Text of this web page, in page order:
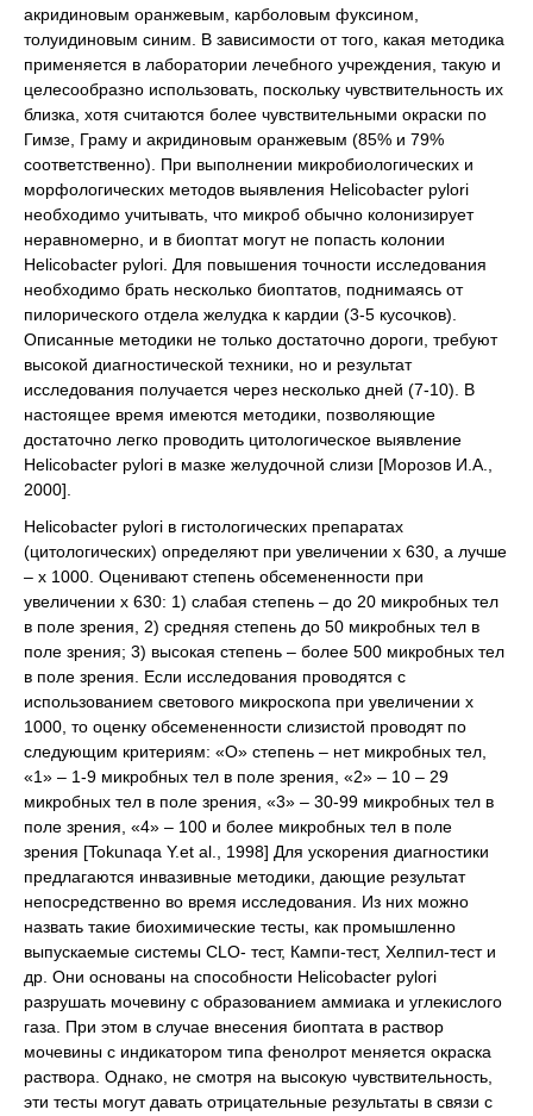
акридиновым оранжевым, карболовым фуксином,
толуидиновым синим. В зависимости от того, какая методика
применяется в лаборатории лечебного учреждения, такую и
целесообразно использовать, поскольку чувствительность их
близка, хотя считаются более чувствительными окраски по
Гимзе, Граму и акридиновым оранжевым (85% и 79%
соответственно). При выполнении микробиологических и
морфологических методов выявления Helicobacter pylori
необходимо учитывать, что микроб обычно колонизирует
неравномерно, и в биоптат могут не попасть колонии
Helicobacter pylori. Для повышения точности исследования
необходимо брать несколько биоптатов, поднимаясь от
пилорического отдела желудка к кардии (3-5 кусочков).
Описанные методики не только достаточно дороги, требуют
высокой диагностической техники, но и результат
исследования получается через несколько дней (7-10). В
настоящее время имеются методики, позволяющие
достаточно легко проводить цитологическое выявление
Helicobacter pylori в мазке желудочной слизи [Морозов И.А.,
2000].
Helicobacter pylori в гистологических препаратах
(цитологических) определяют при увеличении х 630, а лучше
– х 1000. Оценивают степень обсемененности при
увеличении х 630: 1) слабая степень – до 20 микробных тел
в поле зрения, 2) средняя степень до 50 микробных тел в
поле зрения; 3) высокая степень – более 500 микробных тел
в поле зрения. Если исследования проводятся с
использованием светового микроскопа при увеличении х
1000, то оценку обсемененности слизистой проводят по
следующим критериям: «О» степень – нет микробных тел,
«1» – 1-9 микробных тел в поле зрения, «2» – 10 – 29
микробных тел в поле зрения, «3» – 30-99 микробных тел в
поле зрения, «4» – 100 и более микробных тел в поле
зрения [Tokunaqa Y.et al., 1998] Для ускорения диагностики
предлагаются инвазивные методики, дающие результат
непосредственно во время исследования. Из них можно
назвать такие биохимические тесты, как промышленно
выпускаемые системы CLO- тест, Кампи-тест, Хелпил-тест и
др. Они основаны на способности Helicobacter pylori
разрушать мочевину с образованием аммиака и углекислого
газа. При этом в случае внесения биоптата в раствор
мочевины с индикатором типа фенолрот меняется окраска
раствора. Однако, не смотря на высокую чувствительность,
эти тесты могут давать отрицательные результаты в связи с